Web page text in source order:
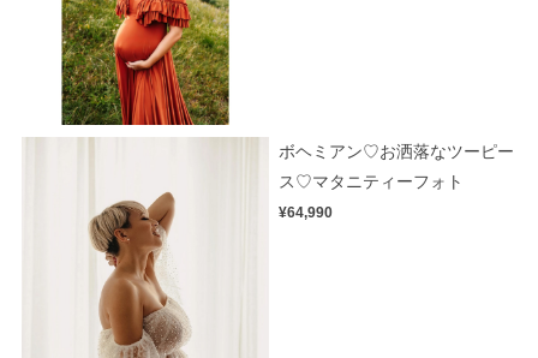
ボヘミアン♡お洒落なツーピー
ス♡マタニティーフォト
¥64,990